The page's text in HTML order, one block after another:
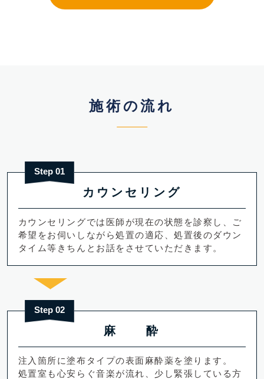
施術の流れ
Step 01
カウンセリング
カウンセリングでは医師が現在の状態を診察し、ご
希望をお伺いしながら処置の適応、処置後のダウン
タイム等きちんとお話をさせていただきます。
Step 02
麻 酔
注入箇所に塗布タイプの表面麻酔薬を塗ります。
処置室も心安らぐ音楽が流れ、少し緊張している方